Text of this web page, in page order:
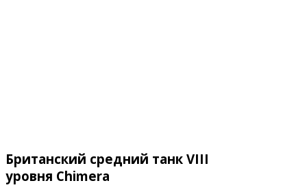
Британский средний танк VIII
уровня Chimera